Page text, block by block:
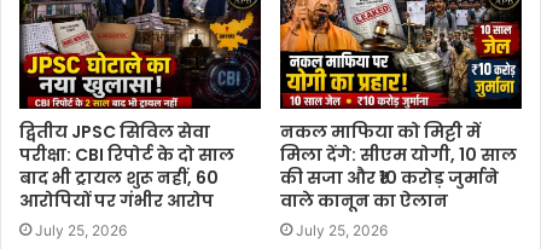
द्वितीय JPSC सिविल सेवा
परीक्षा: CBI रिपोर्ट के दो साल
बाद भी ट्रायल शुरू नहीं, 60
आरोपियों पर गंभीर आरोप
July 25, 2026
नकल माफिया को मिट्टी में
मिला देंगे: सीएम योगी, 10 साल
की सजा और ₹10 करोड़ जुर्माने
वाले कानून का ऐलान
July 25, 2026